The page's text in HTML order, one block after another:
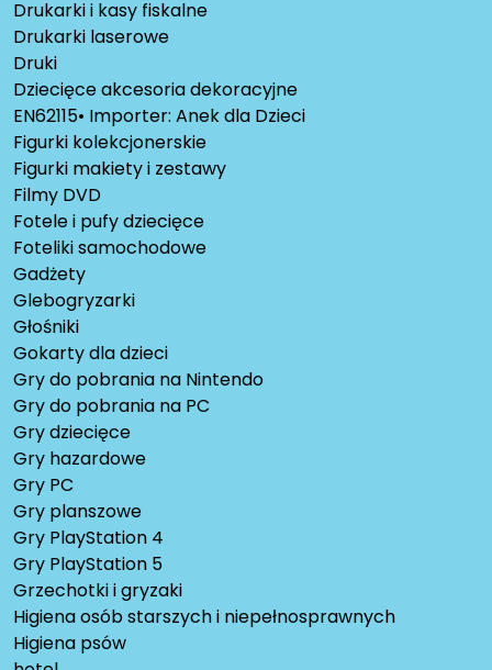
Drukarki i kasy fiskalne
Drukarki laserowe
Druki
Dziecięce akcesoria dekoracyjne
EN62115• Importer: Anek dla Dzieci
Figurki kolekcjonerskie
Figurki makiety i zestawy
Filmy DVD
Fotele i pufy dziecięce
Foteliki samochodowe
Gadżety
Glebogryzarki
Głośniki
Gokarty dla dzieci
Gry do pobrania na Nintendo
Gry do pobrania na PC
Gry dziecięce
Gry hazardowe
Gry PC
Gry planszowe
Gry PlayStation 4
Gry PlayStation 5
Grzechotki i gryzaki
Higiena osób starszych i niepełnosprawnych
Higiena psów